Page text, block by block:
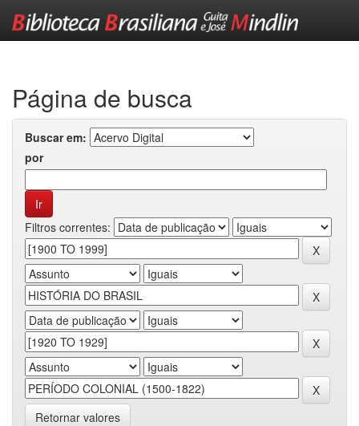
Página de busca
Buscar em:
por
Filtros correntes:
Retornar valores